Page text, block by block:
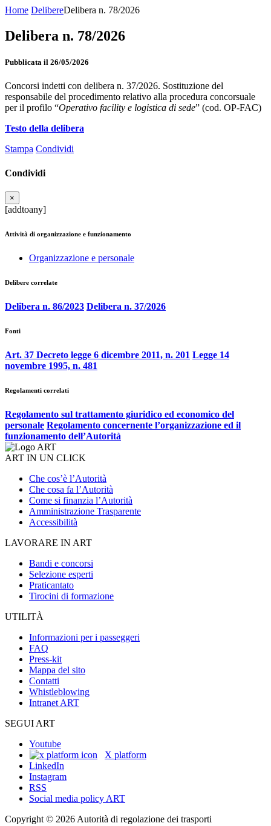
Home DelibereDelibera n. 78/2026
Delibera n. 78/2026
Pubblicata il 26/05/2026
Concorsi indetti con delibera n. 37/2026. Sostituzione del
responsabile del procedimento relativo alla procedura concorsuale
per il profilo “Operativo facility e logistica di sede” (cod. OP-FAC)
Testo della delibera
Stampa Condividi
Condividi
×
[addtoany]
Attività di organizzazione e funzionamento
Organizzazione e personale
Delibere correlate
Delibera n. 86/2023 Delibera n. 37/2026
Fonti
Art. 37 Decreto legge 6 dicembre 2011, n. 201 Legge 14
novembre 1995, n. 481
Regolamenti correlati
Regolamento sul trattamento giuridico ed economico del
personale Regolamento concernente l’organizzazione ed il
funzionamento dell’Autorità
ART IN UN CLICK
Che cos’è l’Autorità
Che cosa fa l’Autorità
Come si finanzia l’Autorità
Amministrazione Trasparente
Accessibilità
LAVORARE IN ART
Bandi e concorsi
Selezione esperti
Praticantato
Tirocini di formazione
UTILITÀ
Informazioni per i passeggeri
FAQ
Press-kit
Mappa del sito
Contatti
Whistleblowing
Intranet ART
SEGUI ART
Youtube
X platform
LinkedIn
Instagram
RSS
Social media policy ART
Copyright © 2026 Autorità di regolazione dei trasporti